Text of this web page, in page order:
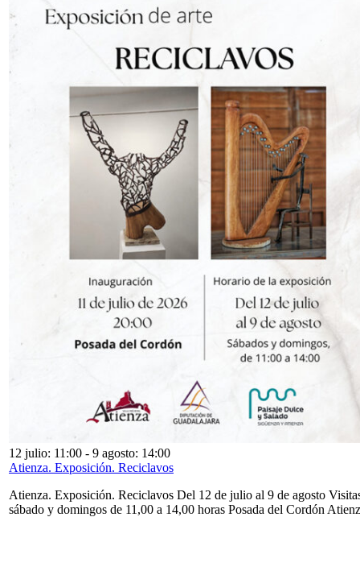
12 julio: 11:00 - 9 agosto: 14:00
Atienza. Exposición. Reciclavos
Atienza. Exposición. Reciclavos Del 12 de julio al 9 de agosto
sábado y domingos de 11,00 a 14,00 horas Posada del Cordón